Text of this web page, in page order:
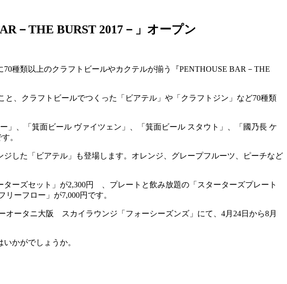
－THE BURST 2017－」オープン
種類以上のクラフトビールやカクテルが揃う『PENTHOUSE BAR－THE
と、クラフトビールでつくった「ビアテル」や「クラフトジン」など70種類
」、「箕面ビール ヴァイツェン」、「箕面ビール スタウト」、「國乃長 ケ
。
した「ビアテル」も登場します。オレンジ、グレープフルーツ、ピーチなど
ーズセット」が2,300円 、プレートと飲み放題の「スターターズプレート
ーフロー」が7,000円です。
ータニ大阪 スカイラウンジ「フォーシーズンズ」にて、4月24日から8月
かがでしょうか。